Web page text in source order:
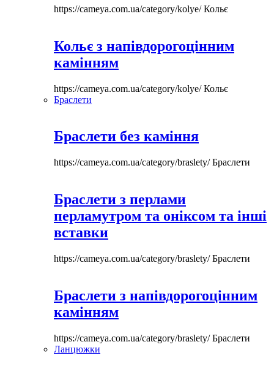
https://cameya.com.ua/category/kolye/Кольє
Кольє з напівдорогоцінним
камінням
https://cameya.com.ua/category/kolye/Кольє
Браслети
Браслети без каміння
https://cameya.com.ua/category/braslety/Браслети
Браслети з перлами
перламутром та оніксом та інші
вставки
https://cameya.com.ua/category/braslety/Браслети
Браслети з напівдорогоцінним
камінням
https://cameya.com.ua/category/braslety/Браслети
Ланцюжки